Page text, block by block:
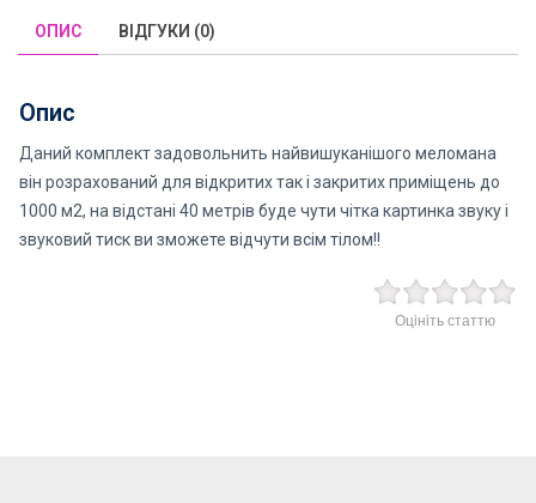
ОПИС ВІДГУКИ (0)
Опис
Даний комплект задовольнить найвишуканішого меломана
він розрахований для відкритих так і закритих приміщень до
1000 м2, на відстані 40 метрів буде чути чітка картинка звуку і
звуковий тиск ви зможете відчути всім тілом!!
Оцініть статтю